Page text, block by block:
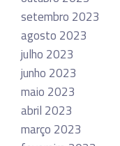
setembro 2023
agosto 2023
julho 2023
junho 2023
maio 2023
abril 2023
março 2023